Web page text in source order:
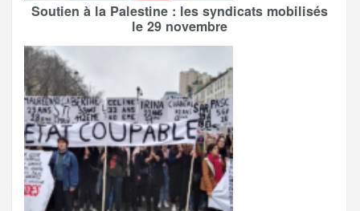
Soutien à la Palestine : les syndicats mobilisés
le 29 novembre